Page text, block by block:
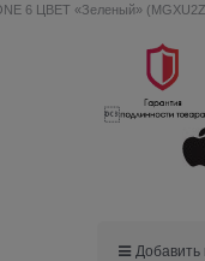
6 ЦВЕТ «Зеленый»

Добавить